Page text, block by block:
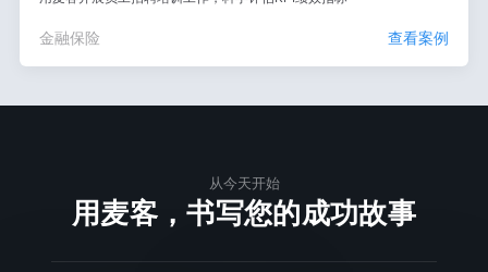
金融保险 查看案例
从今天开始
用麦客，书写您的成功故事